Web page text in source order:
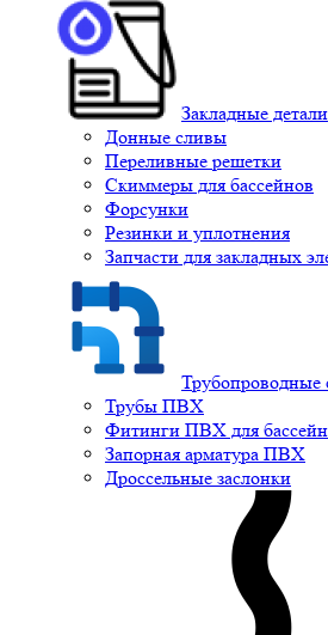
Закладные детали
Донные сливы
Переливные решетки
Скиммеры для бассейнов
Форсунки
Резинки и уплотнения
Запчасти для закладных
Трубы ПВХ
Фитинги ПВХ для
Запорная арматура ПВХ
Дроссельные заслонки